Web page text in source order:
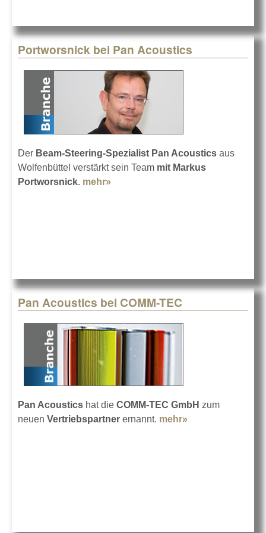
Portworsnick bei Pan Acoustics
Der Beam-Steering-Spezialist Pan Acoustics aus
Wolfenbüttel verstärkt sein Team mit Markus
Portworsnick. mehr»
Pan Acoustics bei COMM-TEC
Pan Acoustics hat die COMM-TEC GmbH zum
neuen Vertriebspartner ernannt. mehr»